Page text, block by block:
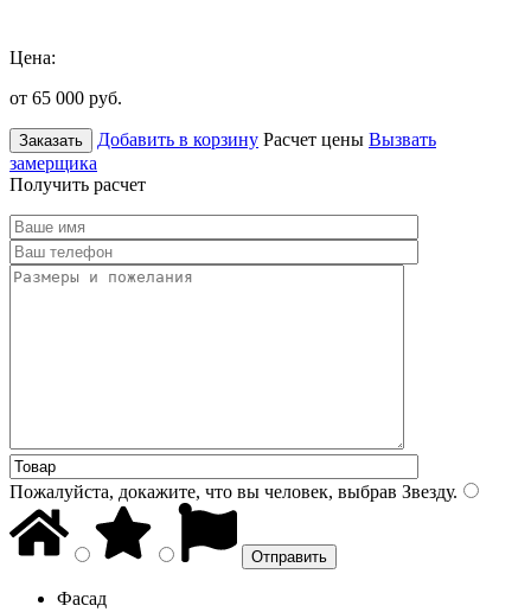
Цена:
от 65 000 руб.
Заказать Добавить в корзину Расчет цены Вызвать
замерщика
Получить расчет
Пожалуйста, докажите, что вы человек, выбрав Звезду.
Фасад